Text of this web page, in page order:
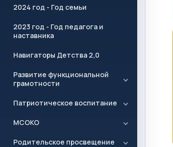
2024 год - Год семьи
2023 год - Год педагога и
наставника
Навигаторы Детства 2,0
Развитие функциональной
грамотности
Патриотическое воспитание
МСОКО
Родительское просвещение